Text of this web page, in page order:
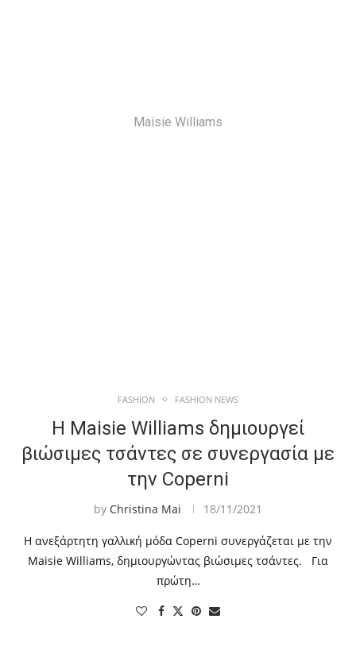
Maisie Williams
FASHION FASHION NEWS
Η Maisie Williams δημιουργεί
βιώσιμες τσάντες σε συνεργασία με
την Coperni
by Christina Mai 18/11/2021
Η ανεξάρτητη γαλλική μόδα Coperni συνεργάζεται με την
Maisie Williams, δημιουργώντας βιώσιμες τσάντες. Για
πρώτη…